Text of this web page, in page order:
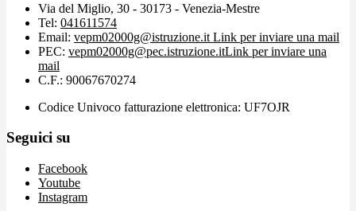
Via del Miglio, 30 - 30173 - Venezia-Mestre
Tel: 041611574
Email: vepm02000g@istruzione.it Link per inviare una mail
PEC: vepm02000g@pec.istruzione.itLink per inviare una
mail
C.F.: 90067670274
Codice Univoco fatturazione elettronica: UF7OJR
Seguici su
Facebook
Youtube
Instagram